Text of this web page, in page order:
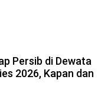
Persib di Dewata
2026, Kapan dan